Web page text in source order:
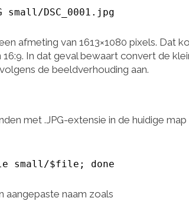
DSC_0001.jpg
afmeting van 1613×1080 pixels. Dat
In dat geval bewaart convert de
de beeldverhouding aan.
met .JPG-extensie in de huidige map
small/$file; done
aangepaste naam zoals